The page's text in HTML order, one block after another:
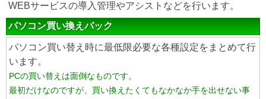
WEBサービスの導入管理やアシストなどを行います。
パソコン買い換えパック
パソコン買い替え時に最低限必要な各種設定をまとめて行
います。
PCの買い替えは面倒なものです。
最初だけなのですが、買い換えたくてもなかなか手を出せない事